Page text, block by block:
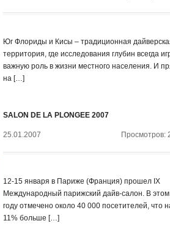
Юг Флориды и Кисы – традиционная
территория, где исследования глубин всегда
важную роль в жизни местного населения. И
на […]
SALON DE LA PLONGEE 2007
25.01.2007 Просмотров:
12-15 января в Париже (Франция) прошел IX
Международный парижский дайв-салон. В этом
году отмечено около 40 000 посетителей, что
11% больше […]